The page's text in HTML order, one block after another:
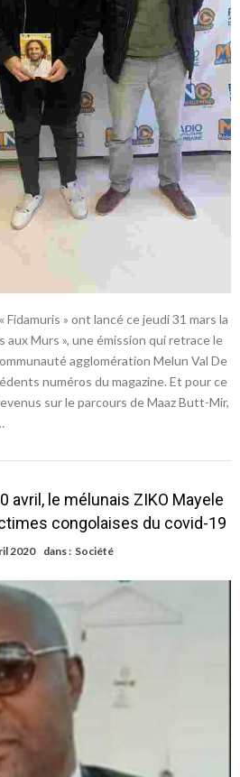
Fidamuris » ont lancé ce jeudi 31 mars la
aux Murs », une émission qui retrace le
agglomération Melun Val De
numéros du magazine. Et pour ce
sur le parcours de Maaz Butt-Mir,
avril, le mélunais ZIKO Mayele
congolaises du covid-19
2020 dans : Société